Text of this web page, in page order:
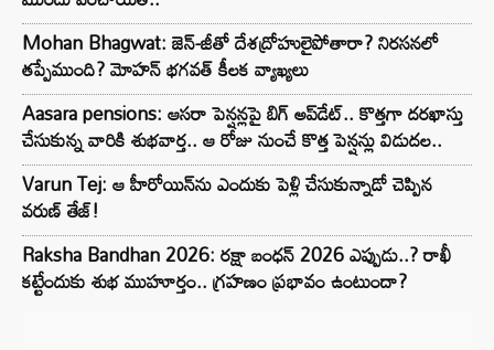
Mohan Bhagwat: జెన్-జీతో దేశద్రోహులైపోతారా? నిరసనలో
తప్పేముంది? మోహన్ భగవత్ కీలక వ్యాఖ్యలు
Aasara pensions: ఆసరా పెన్షన్లపై బిగ్ అప్‌డేట్.. కొత్తగా దరఖాస్తు
చేసుకున్న వారికి శుభవార్త.. ఆ రోజు నుంచే కొత్త పెన్షన్లు విడుదల..
Varun Tej: ఆ హీరోయిన్‌ను ఎందుకు పెళ్లి చేసుకున్నాడో చెప్పిన
వరుణ్ తేజ్!
Raksha Bandhan 2026: రక్షా బంధన్ 2026 ఎప్పుడు..? రాఖీ
కట్టేందుకు శుభ ముహూర్తం.. గ్రహణం ప్రభావం ఉంటుందా?